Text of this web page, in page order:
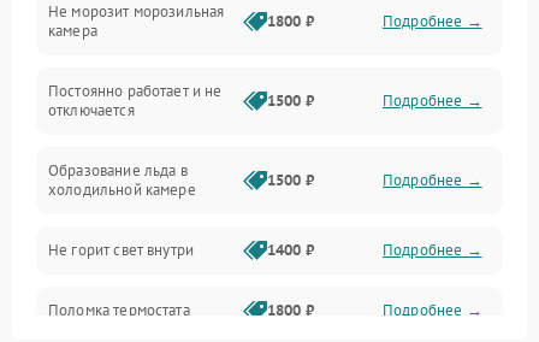
Дренаж
Не морозит морозильная
камера
1800 ₽ Подробнее →
Постоянно работает и не
отключается
1500 ₽ Подробнее →
Образование льда в
холодильной камере
1500 ₽ Подробнее →
Не горит свет внутри 1400 ₽ Подробнее →
Поломка термостата 1800 ₽ Подробнее →